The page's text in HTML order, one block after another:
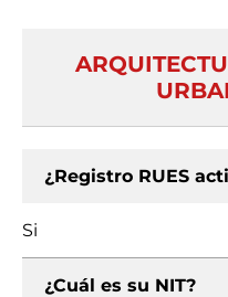
¿Registro RUES
Si
¿Cuál es su NIT?